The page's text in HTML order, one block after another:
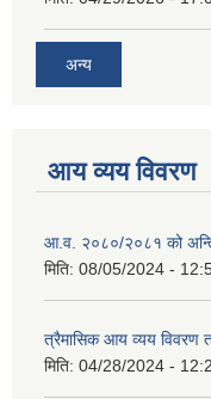
अन्य
आय व्यय विवरण
आ.व. २०८०/२०८१ को
मिति: 08/05/2024 -
त्रैमासिक आय व्यय विवरण
मिति: 04/28/2024 -